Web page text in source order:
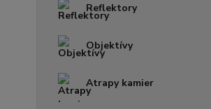
Reflektory
Objektívy
Atrapy kamier